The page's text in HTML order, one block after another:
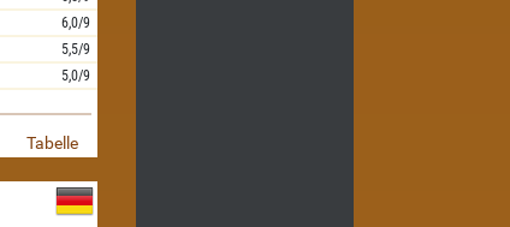
6,0/9
5,5/9
5,0/9
Tabelle